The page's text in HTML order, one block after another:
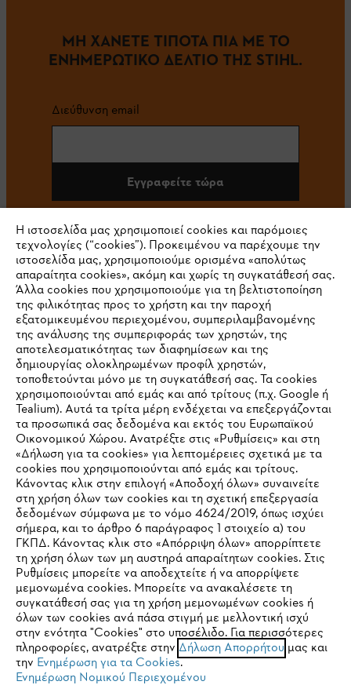
ΜΗ ΧΑΝΕΤΕ ΤΙΠΟΤΑ ΠΙΑ ΜΕ ΤΟ
ΕΝΗΜΕΡΩΤΙΚΟ ΔΕΛΤΙΟ ΤΗΣ STIHL.
Διεύθυνση email
Εγγραφείτε τώρα
#STIHL
Εταιρεία
STIHL Συχνές ερωτήσεις
Service
Πολιτική απορρήτου Νομικό κείμενο Cookies
Νομικές πληροφορίες
IHR BROWSER WIRD NICHT
UNTERSTÜTZT
Sie nutzen einen Browser, den wir noch nicht unterstützen. Für
eine optimale Nutzung unserer Seite empfehlen wir Ihnen, zu
einem der folgenden Browser zu wechseln:
Η ιστοσελίδα μας χρησιμοποιεί cookies και παρόμοιες
τεχνολογίες (“cookies”). Προκειμένου να παρέχουμε την
ιστοσελίδα μας, χρησιμοποιούμε ορισμένα «απολύτως
απαραίτητα cookies», ακόμη και χωρίς τη συγκατάθεσή σας.
Άλλα cookies που χρησιμοποιούμε για τη βελτιστοποίηση
της φιλικότητας προς το χρήστη και την παροχή
εξατομικευμένου περιεχομένου, συμπεριλαμβανομένης
της ανάλυσης της συμπεριφοράς των χρηστών, της
αποτελεσματικότητας των διαφημίσεων και της
δημιουργίας ολοκληρωμένων προφίλ χρηστών,
τοποθετούνται μόνο με τη συγκατάθεσή σας. Τα cookies
χρησιμοποιούνται από εμάς και από τρίτους (π.χ. Google ή
Tealium). Αυτά τα τρίτα μέρη ενδέχεται να επεξεργάζονται
τα προσωπικά σας δεδομένα και εκτός του Ευρωπαϊκού
Οικονομικού Χώρου. Ανατρέξτε στις «Ρυθμίσεις» και στη
«Δήλωση για τα cookies» για λεπτομέρειες σχετικά με τα
cookies που χρησιμοποιούνται από εμάς και τρίτους.
Κάνοντας κλικ στην επιλογή «Αποδοχή όλων» συναινείτε
στη χρήση όλων των cookies και τη σχετική επεξεργασία
δεδομένων σύμφωνα με το νόμο 4624/2019, όπως ισχύει
σήμερα, και το άρθρο 6 παράγραφος 1 στοιχείο α) του
ΓΚΠΔ. Κάνοντας κλικ στο «Απόρριψη όλων» απορρίπτετε
τη χρήση όλων των μη αυστηρά απαραίτητων cookies. Στις
Ρυθμίσεις μπορείτε να αποδεχτείτε ή να απορρίψετε
μεμονωμένα cookies. Μπορείτε να ανακαλέσετε τη
συγκατάθεσή σας για τη χρήση μεμονωμένων cookies ή
όλων των cookies ανά πάσα στιγμή με μελλοντική ισχύ
στην ενότητα "Cookies" στο υποσέλιδο. Για περισσότερες
πληροφορίες, ανατρέξτε στην Δήλωση Απορρήτου μας και
την Ενημέρωση για τα Cookies.
Ενημέρωση Νομικού Περιεχομένου